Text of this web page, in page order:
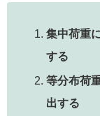
集中荷重
する
等分布荷
出する